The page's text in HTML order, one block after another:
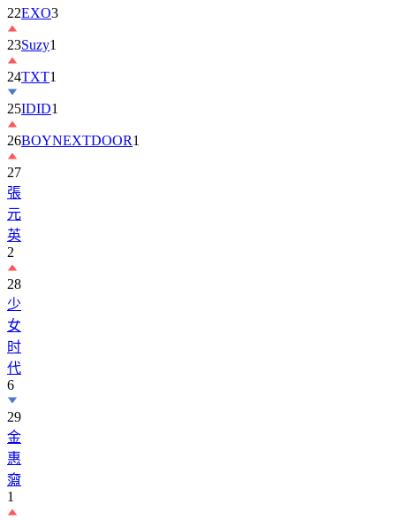
23Suzy1
24TXT1
25IDID1
26BOYNEXTDOOR
27
張
元
英
2
28
少
女
时
代
6
29
金
惠
奫
1
30